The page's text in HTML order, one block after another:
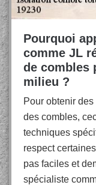
Pourquoi
comme JL
de combles
milieu ?
Pour obtenir
des combles,
techniques
respect
pas faciles et
spécialiste